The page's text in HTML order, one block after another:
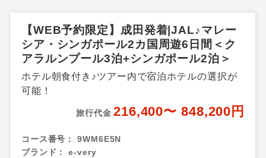
【WEB予約限定】成田発着|JAL♪マレー
シア・シンガポール2カ国周遊6日間＜ク
アラルンプール3泊+シンガポール2泊＞
ホテル朝食付き♪ツアー内で宿泊ホテルの選択が
可能！
旅行代金 216,400〜 848,200円
コース番号：
9WM6E5N
ブランド：
e-very